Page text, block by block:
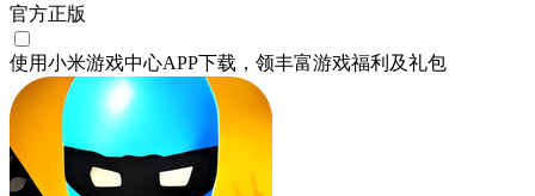
官方正版
使用小米游戏中心APP下载 ，领丰富游戏福利 及礼包